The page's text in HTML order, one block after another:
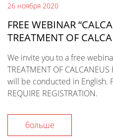
26 ноября 2020
FREE WEBINAR
TREATMENT OF
We invite you to a free
TREATMENT OF
will be conducted in English.
REQUIRE REGISTRATION.
больше